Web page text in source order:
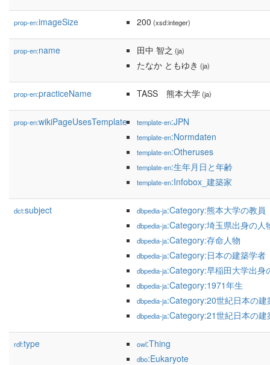
prop-en:imageSize 200 (xsd:integer)
prop-en:name 田中 智之 (ja)
たなか ともゆき (ja)
prop-en:practiceName TASS 熊本大学(ja)
prop-en:wikiPageUsesTemplate template-en:JPN
template-en:Normdaten
template-en:Otheruses
template-en:生年月日と年齢
template-en:Infobox_建築家
dct:subject dbpedia-ja:Category:熊本大学の教員
dbpedia-ja:Category:埼玉県出身の人
dbpedia-ja:Category:存命人物
dbpedia-ja:Category:日本の建築学者
dbpedia-ja:Category:早稲田大学出身
dbpedia-ja:Category:1971年生
dbpedia-ja:Category:20世紀日本の建
dbpedia-ja:Category:21世紀日本の建
rdf:type owl:Thing
dbo:Eukaryote